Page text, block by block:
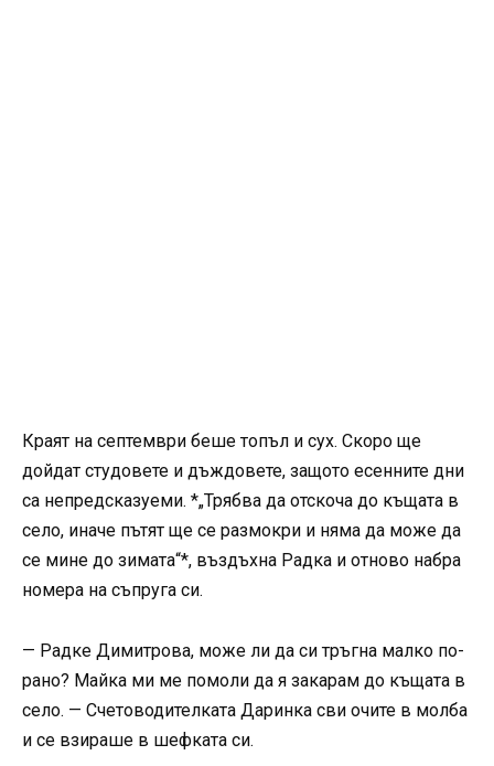
Краят на септември беше топъл и сух. Скоро ще
дойдат студовете и дъждовете, защото есенните дни
са непредсказуеми. *„Трябва да отскоча до къщата в
село, иначе пътят ще се размокри и няма да може да
се мине до зимата“*, въздъхна Радка и отново набра
номера на съпруга си.
— Радке Димитрова, може ли да си тръгна малко по-
рано? Майка ми ме помоли да я закарам до къщата в
село. — Счетоводителката Даринка сви очите в молба
и се взираше в шефката си.